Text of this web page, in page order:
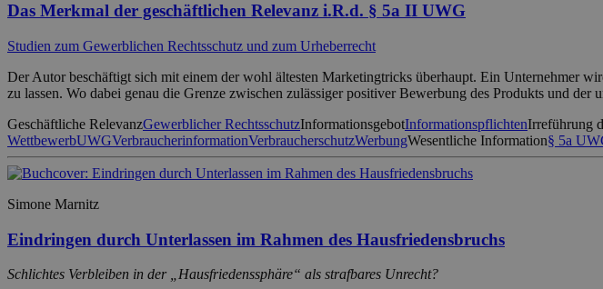
Das Merkmal der geschäftlichen Relevanz i.R.d. § 5a II UWG
Studien zum Gewerblichen Rechtsschutz und zum Urheberrecht
Der Autor beschäftigt sich mit einem der wohl ältesten Marketingtricks überhaupt. Ein Unternehmer
zu lassen. Wo dabei genau die Grenze zwischen zulässiger positiver Bewerbung des Produkts und
Geschäftliche RelevanzGewerblicher RechtsschutzInformationsgebotInformationspflichtenIrreführung
WettbewerbUWGVerbraucherinformationVerbraucherschutzWerbungWesentliche Information§ 5a
Simone Marnitz
Eindringen durch Unterlassen im Rahmen des Hausfriedensbruchs
Schlichtes Verbleiben in der „Hausfriedenssphäre“ als strafbares Unrecht?